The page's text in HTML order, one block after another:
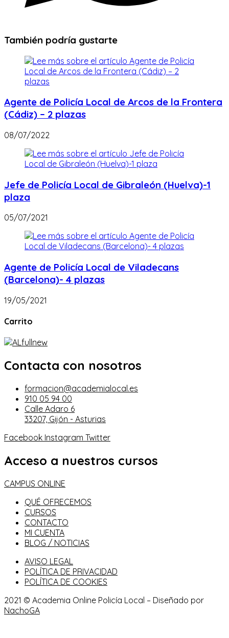
También podría gustarte
Agente de Policía Local de Arcos de la Frontera
(Cádiz) – 2 plazas
08/07/2022
Jefe de Policía Local de Gibraleón (Huelva)-1
plaza
05/07/2021
Agente de Policía Local de Viladecans
(Barcelona)- 4 plazas
19/05/2021
Carrito
Contacta con nosotros
formacion@academialocal.es
910 05 94 00
Calle Adaro 6
33207, Gijón - Asturias
Facebook Instagram Twitter
Acceso a nuestros cursos
CAMPUS ONLINE
QUÉ OFRECEMOS
CURSOS
CONTACTO
MI CUENTA
BLOG / NOTICIAS
AVISO LEGAL
POLÍTICA DE PRIVACIDAD
POLÍTICA DE COOKIES
2021 © Academia Online Policía Local – Diseñado por
NachoGA